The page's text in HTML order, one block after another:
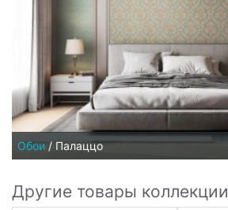
Обои / Палаццо
Другие товары коллекции